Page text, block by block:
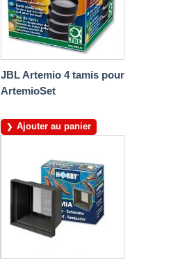
JBL Artemio 4 tamis pour
ArtemioSet
Ajouter au panier